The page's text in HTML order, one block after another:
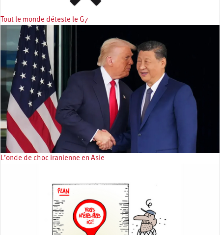
Tout le monde déteste le G7
L’onde de choc iranienne en Asie